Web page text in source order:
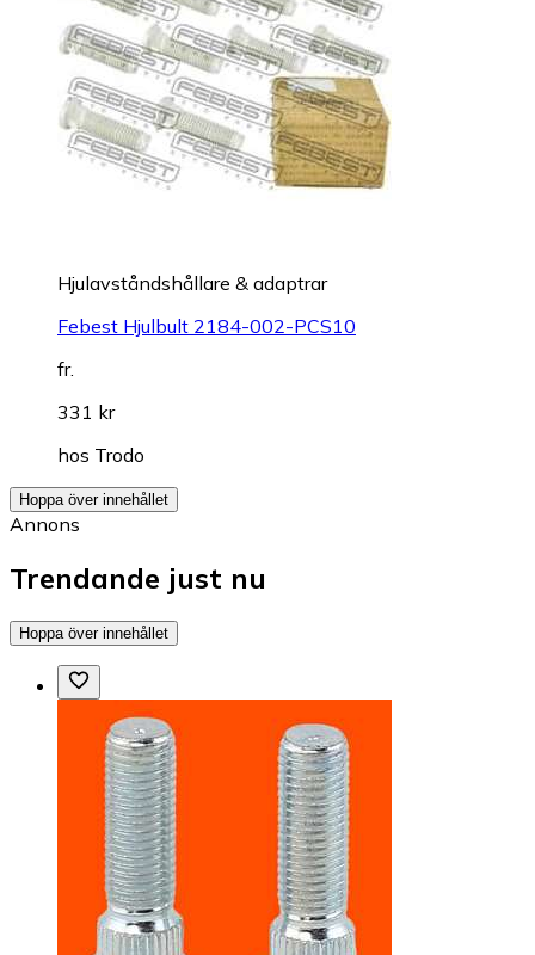
Hjulavståndshållare & adaptrar
Febest Hjulbult 2184-002-PCS10
fr.
331 kr
hos Trodo
Hoppa över innehållet
Annons
Trendande just nu
Hoppa över innehållet